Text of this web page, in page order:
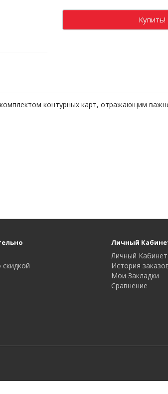
Купить!
контурных карт, отражающим
Личный
Личный Кабинет
История
Мои Закладки
Сравнение